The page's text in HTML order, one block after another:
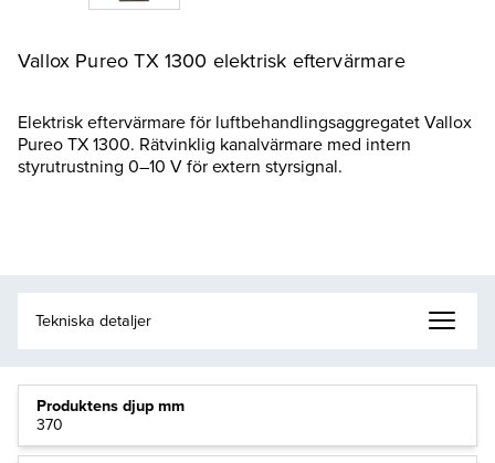
Vallox Pureo TX 1300 elektrisk eftervärmare
Elektrisk eftervärmare för luftbehandlingsaggregatet Vallox
Pureo TX 1300. Rätvinklig kanalvärmare med intern
styrutrustning 0–10 V för extern styrsignal.
Produktens djup mm
370